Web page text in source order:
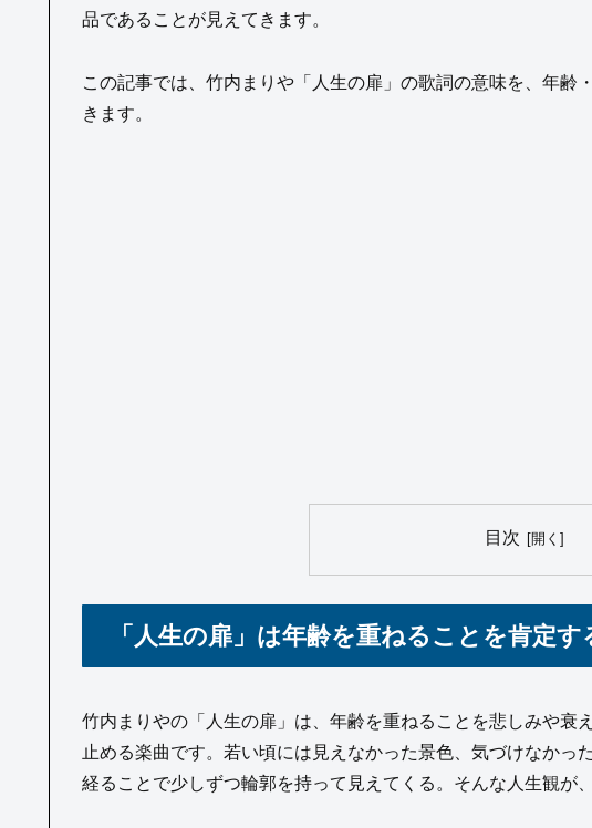
品であることが見えてきます。
この記事では、竹内まりや「人生の扉」の歌詞の意味を、年齢
きます。
目次
「人生の扉」は年齢を重ねることを肯定す
竹内まりやの「人生の扉」は、年齢を重ねることを悲しみや衰
止める楽曲です。若い頃には見えなかった景色、気づけなかっ
経ることで少しずつ輪郭を持って見えてくる。そんな人生観が